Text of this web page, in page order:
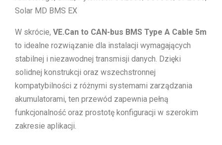
Solar MD BMS EX
W skrócie, VE.Can to CAN-bus BMS Type A Cable 5m
to idealne rozwiązanie dla instalacji wymagających
stabilnej i niezawodnej transmisji danych. Dzięki
solidnej konstrukcji oraz wszechstronnej
kompatybilności z różnymi systemami zarządzania
akumulatorami, ten przewód zapewnia pełną
funkcjonalność oraz prostotę konfiguracji w szerokim
zakresie aplikacji.